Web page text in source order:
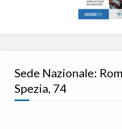
Sede Nazionale:
Spezia, 74